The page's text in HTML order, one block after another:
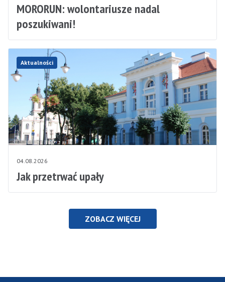
MORORUN: wolontariusze nadal
poszukiwani!
Aktualności
04.08.2026
Jak przetrwać upały
ZOBACZ WIĘCEJ